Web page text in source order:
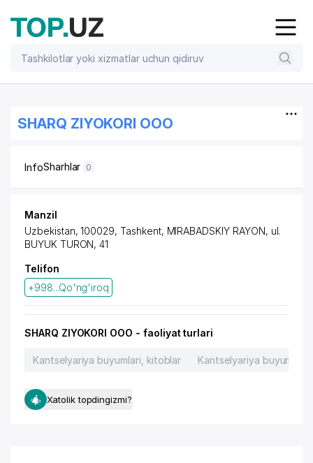
SHARQ ZIYOKORI OOO
InfoSharhlar 0
Manzil
Uzbekistan, 100029, Tashkent, MIRABADSKIY RAYON, ul.
BUYUK TURON, 41
Telifon
+998...Qo'ng'iroq
SHARQ ZIYOKORI OOO - faoliyat turlari
Kantselyariya buyumlari, kitoblar Kantselyariya buyumlari
Xatolik topdingizmi?